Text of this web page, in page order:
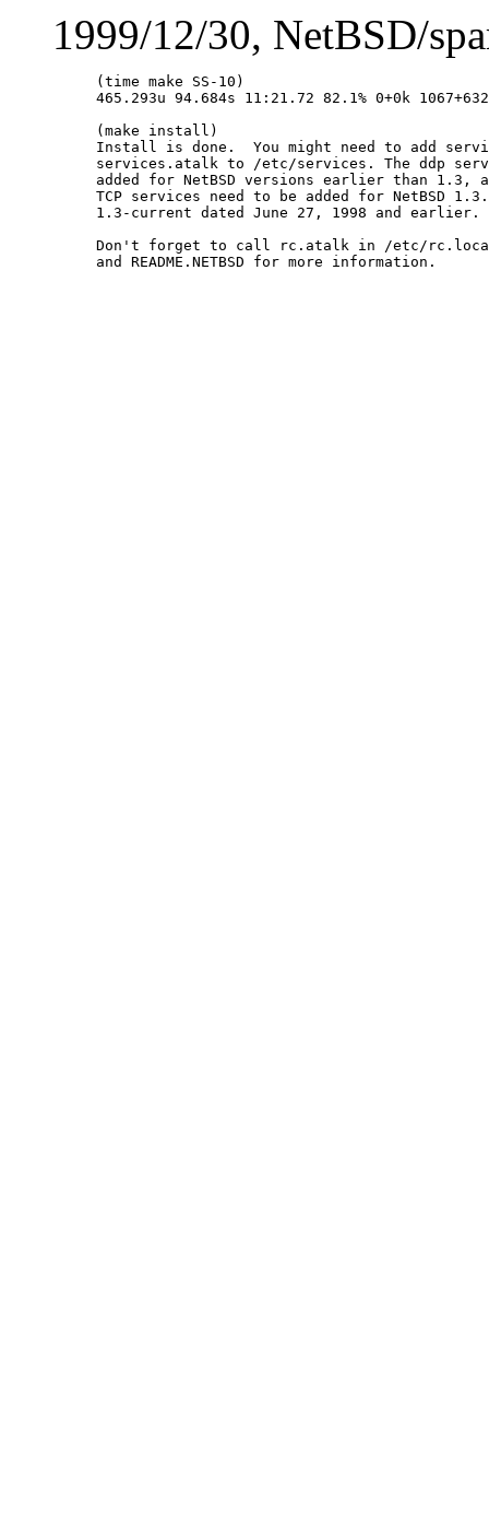
1999/12/30, NetBSD/
(time make SS-10)
465.293u 94.684s 11:21.72 82.1% 0+0k
(make install)
Install is done.  You might need to add
services.atalk to /etc/services. The ddp
added for NetBSD versions earlier than 1.3,
TCP services need to be added for NetBSD
1.3-current dated June 27, 1998 and earlier.
Don't forget to call rc.atalk in /etc/rc.local.